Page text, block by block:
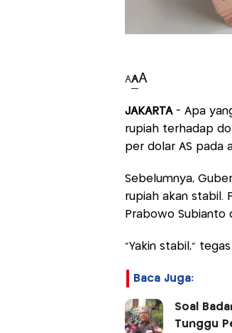
AAA
JAKARTA- Apa
rupiah terhadap
per dolar AS pada
Sebelumnya,
rupiah akan stabil.
Prabowo Subianto
“Yakin stabil,”
Baca Juga:
Soal
Tunggu